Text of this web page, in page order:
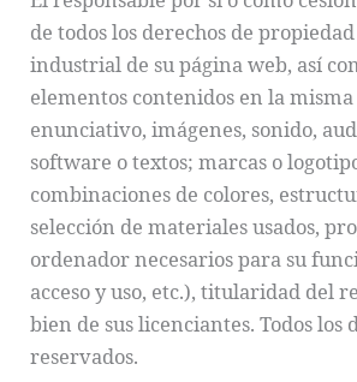
de todos los derechos de
industrial de su página web, así
elementos contenidos en la
enunciativo, imágenes, sonido,
software o textos; marcas o
combinaciones de colores,
selección de materiales usados,
ordenador necesarios para su
acceso y uso, etc.), titularidad del
bien de sus licenciantes. Todos los
reservados.